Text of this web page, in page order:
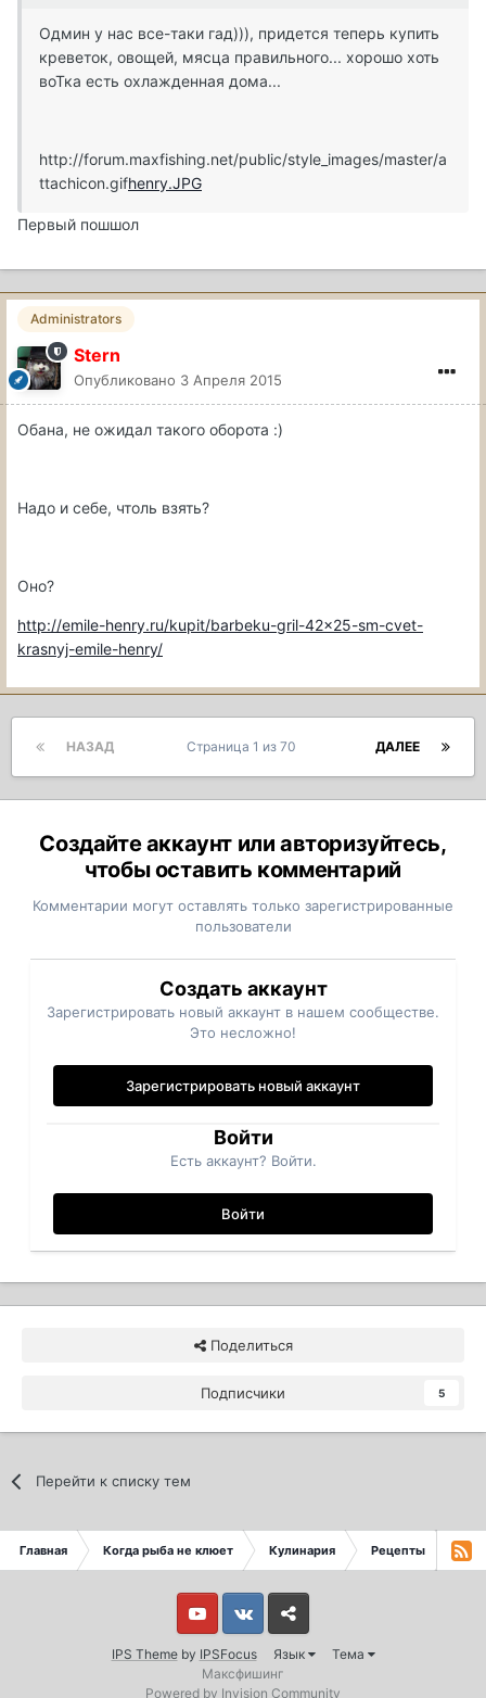
Одмин у нас все-таки гад))), придется теперь купить
креветок, овощей, мясца правильного... хорошо хоть
воТка есть охлажденная дома...
http://forum.maxfishing.net/public/style_images/master/a
ttachicon.gifhenry.JPG
Первый пошшол
Administrators
Stern
Опубликовано 3 Апреля 2015
Обана, не ожидал такого оборота :)
Надо и себе, чтоль взять?
Оно?
http://emile-henry.ru/kupit/barbeku-gril-42x25-sm-cvet-
krasnyj-emile-henry/
НАЗАД ДАЛЕЕ
Страница 1 из 70
Создайте аккаунт или авторизуйтесь,
чтобы оставить комментарий
Комментарии могут оставлять только зарегистрированные
пользователи
Создать аккаунт
Зарегистрировать новый аккаунт в нашем сообществе.
Это несложно!
Зарегистрировать новый аккаунт
Войти
Есть аккаунт? Войти.
Войти
Поделиться
Подписчики 5
Перейти к списку тем
Главная Когда рыба не клюет Кулинария Рецепты
IPS Themeby IPSFocus Язык Тема
Youtube VkontakteYandex
Максфишинг
Powered by Invision Community